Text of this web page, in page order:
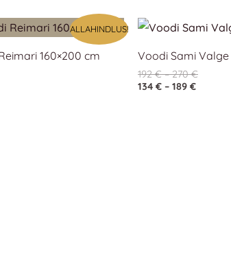
ALLAHINDLUS!
160×200 cm Voodi Sami Valge
192€ – 270€
192 €
270 €
134 € – 189 €
134 €
189 €